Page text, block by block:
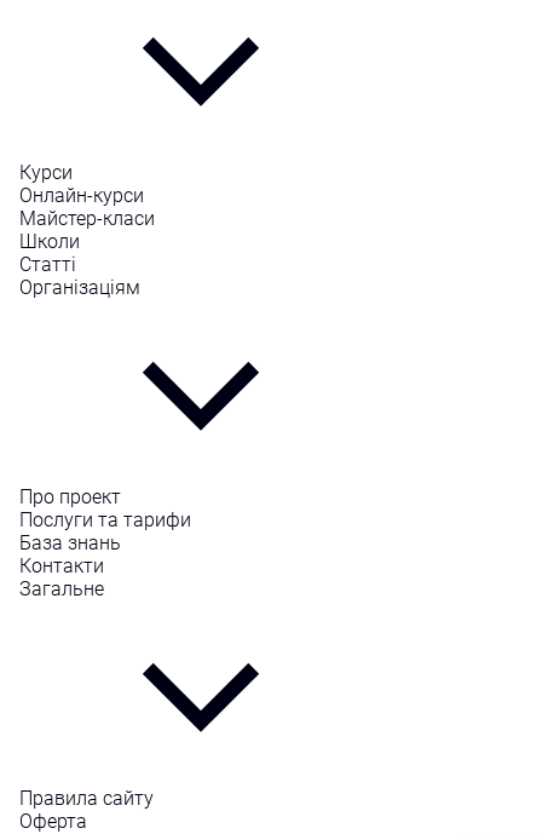
Курси
Онлайн-курси
Майстер-класи
Школи
Статті
Організаціям
Про проект
Послуги та тарифи
База знань
Контакти
Загальне
Правила сайту
Оферта